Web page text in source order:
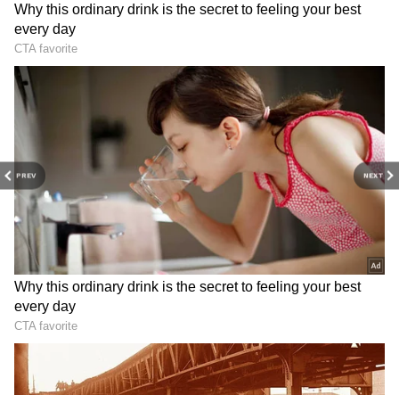
PREV NEXT
மதிப்பு!
Add Asianetnews Tamil as a Preferred
Source